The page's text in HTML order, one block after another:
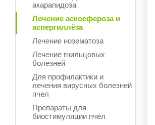
акарапидоза
Лечение аскосфероза и
аспергиллёза
Лечение нозематоза
Лечение гнильцовых
болезней
Для профилактики и
лечения вирусных болезней
пчел
Препараты для
биостимуляции пчёл